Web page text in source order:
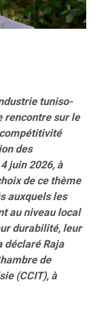
tuniso-
rencontre sur le
des
juin 2026, à
de ce thème
auxquels les
au niveau local
durabilité, leur
Raja
de
(CCIT), à